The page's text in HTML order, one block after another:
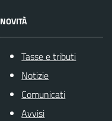
NOVITÀ
Tasse e tributi
Notizie
Comunicati
Avvisi